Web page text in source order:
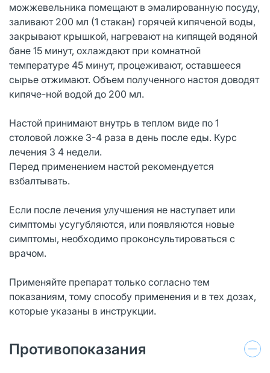
можжевельника помещают в эмалированную посуду,
заливают 200 мл (1 стакан) горячей кипяченой воды,
закрывают крышкой, нагревают на кипящей водяной
бане 15 минут, охлаждают при комнатной
температуре 45 минут, процеживают, оставшееся
сырье отжимают. Объем полученного настоя доводят
кипяче-ной водой до 200 мл.
Настой принимают внутрь в теплом виде по 1
столовой ложке 3-4 раза в день после еды. Курс
лечения 3 4 недели.
Перед применением настой рекомендуется
взбалтывать.
Если после лечения улучшения не наступает или
симптомы усугубляются, или появляются новые
симптомы, необходимо проконсультироваться с
врачом.
Применяйте препарат только согласно тем
показаниям, тому способу применения и в тех дозах,
которые указаны в инструкции.
Противопоказания